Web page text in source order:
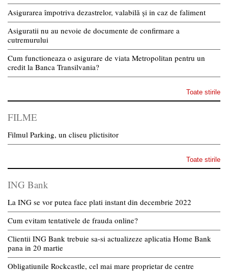
Asigurarea împotriva dezastrelor, valabilă și in caz de faliment
Asiguratii nu au nevoie de documente de confirmare a
cutremurului
Cum functioneaza o asigurare de viata Metropolitan pentru un
credit la Banca Transilvania?
Toate stirile
FILME
Filmul Parking, un cliseu plictisitor
Toate stirile
ING Bank
La ING se vor putea face plati instant din decembrie 2022
Cum evitam tentativele de frauda online?
Clientii ING Bank trebuie sa-si actualizeze aplicatia Home Bank
pana in 20 martie
Obligatiunile Rockcastle, cel mai mare proprietar de centre